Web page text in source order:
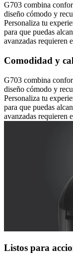
G703 combina
diseño cómodo y
Personaliza tu
para que puedas
avanzadas requieren
Comodidad y
G703 combina
diseño cómodo y
Personaliza tu
para que puedas
avanzadas requieren
Listos para